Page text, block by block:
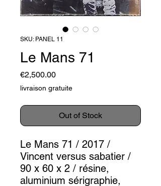
SKU: PANEL 11
Le Mans 71
€2,500.00Price
livraison gratuite
Out of Stock
Le Mans 71 / 2017 /
Vincent versus sabatier /
90 x 60 x 2 / résine,
aluminium sérigraphie,